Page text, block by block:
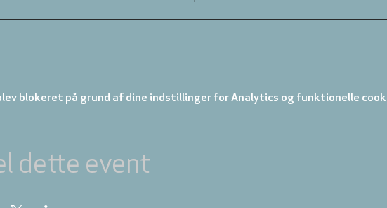
blokeret på grund af dine indstillinger for Analytics og funktionelle
dette event